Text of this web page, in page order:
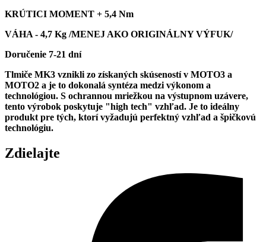
KRÚTICI MOMENT + 5,4 Nm
VÁHA - 4,7 Kg /MENEJ AKO ORIGINÁLNY VÝFUK/
Doručenie 7-21 dní
Tlmiče MK3 vznikli zo získaných skúseností v MOTO3 a
MOTO2 a je to dokonalá syntéza medzi výkonom a
technológiou. S ochrannou mriežkou na výstupnom uzávere,
tento výrobok poskytuje "high tech" vzhľad. Je to ideálny
produkt pre tých, ktorí vyžadujú perfektný vzhľad a špičkovú
technológiu.
Zdielajte